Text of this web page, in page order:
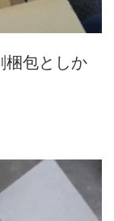
梱包としか